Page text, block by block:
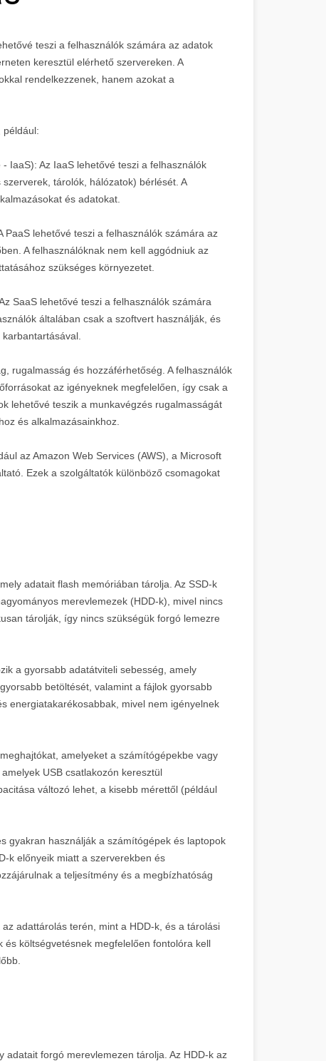
teszi a felhasználók számára az adatok
keresztül elérhető szervereken. A
rendelkezzenek, hanem azokat a
például:
IaaS): Az IaaS lehetővé teszi a felhasználók
tárolók, hálózatok) bérlését. A
és adatokat.
lehetővé teszi a felhasználók számára az
A felhasználóknak nem kell aggódniuk az
szükséges környezetet.
SaaS lehetővé teszi a felhasználók számára
általában csak a szoftvert használják, és
rugalmasság és hozzáférhetőség. A felhasználók
az igényeknek megfelelően, így csak a
lehetővé teszik a munkavégzés rugalmasságát
és alkalmazásainkhoz.
az Amazon Web Services (AWS), a Microsoft
Ezek a szolgáltatók különböző csomagokat
adatait flash memóriában tárolja. Az SSD-k
merevlemezek (HDD-k), mivel nincs
tárolják, így nincs szükségük forgó lemezre
a gyorsabb adatátviteli sebesség, amely
betöltését, valamint a fájlok gyorsabb
energiatakarékosabbak, mivel nem igényelnek
amelyeket a számítógépekbe vagy
USB csatlakozón keresztül
változó lehet, a kisebb mérettől (például
gyakran használják a számítógépek és laptopok
k előnyeik miatt a szerverekben és
a teljesítmény és a megbízhatóság
adattárolás terén, mint a HDD-k, és a tárolási
költségvetésnek megfelelően fontolóra kell
adatait forgó merevlemezen tárolja. Az HDD-k az